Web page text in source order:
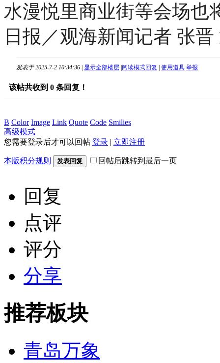
水漫悦里商业街等会场也
日报／观海新闻记者 张
发表于 2025-7-2 10:34:36 | 显示全部楼层 |阅读模式回复 | 使用道具 举报
该帖共收到 0 条回复！
B Color Image Link Quote Code Smilies
高级模式
您需要登录后才可以回帖 登录 | 立即注册
本版积分规则 发表回复 回帖后跳转到最后一页
回复
点评
评分
分享
推荐板块
青岛万象